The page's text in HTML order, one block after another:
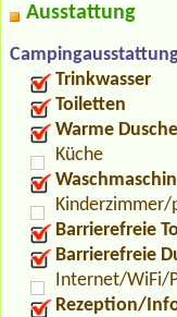
Ausstattung
Trinkwasser
Toiletten
Warme Dusche
Küche
Kinderzimmer/
Barrierefreie
Barrierefreie
Internet/WiFi/
Rezeption/